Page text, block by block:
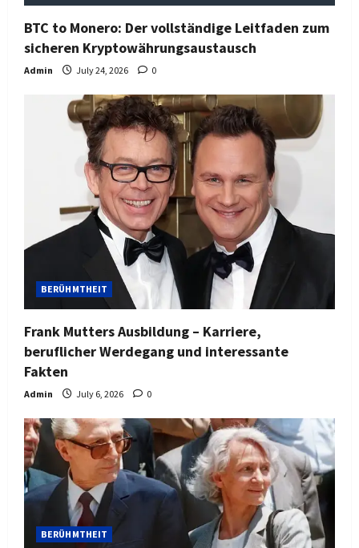
BTC to Monero: Der vollständige Leitfaden zum
sicheren Kryptowährungsaustausch
Admin July 24, 2026 0
BERÜHMTHEIT
Frank Mutters Ausbildung – Karriere,
beruflicher Werdegang und interessante
Fakten
Admin July 6, 2026 0
BERÜHMTHEIT